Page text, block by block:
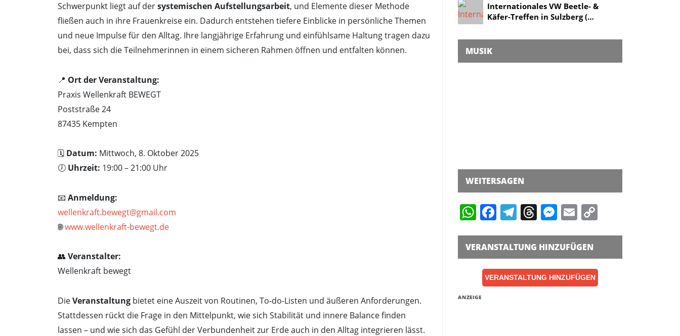
Schwerpunkt liegt auf dersystemischen Aufstellungsarbeit, und Elemente dieser Methode
fließen auch in ihre Frauenkreise ein. Dadurch entstehen tiefere Einblicke in persönliche Themen
und neue Impulse für den Alltag. Ihre langjährige Erfahrung und einfühlsame Haltung tragen dazu
bei, dass sich die Teilnehmerinnen in einem sicheren Rahmen öffnen und entfalten können.
📍 Ort der Veranstaltung:
Praxis Wellenkraft BEWEGT
Poststraße 24
87435 Kempten
🗓️ Datum: Mittwoch, 8. Oktober 2025
🕖 Uhrzeit: 19:00 – 21:00 Uhr
📧 Anmeldung:
wellenkraft.bewegt@gmail.com
🌐www.wellenkraft-bewegt.de
👥 Veranstalter:
Wellenkraft bewegt
DieVeranstaltung bietet eine Auszeit von Routinen, To-do-Listen und äußeren Anforderungen.
Stattdessen rückt die Frage in den Mittelpunkt, wie sich Stabilität und innere Balance finden
lassen – und wie sich das Gefühl der Verbundenheit zur Erde auch in den Alltag integrieren lässt.
Internationales VW Beetle- &
Käfer-Treffen in Sulzberg (…
MUSIK
WEITERSAGEN
WhatsApp
Facebook
Telegram
Threads
Messenger
Email
VERANSTALTUNG HINZUFÜGEN
VERANSTALTUNG HINZUFÜGEN
ANZEIGE